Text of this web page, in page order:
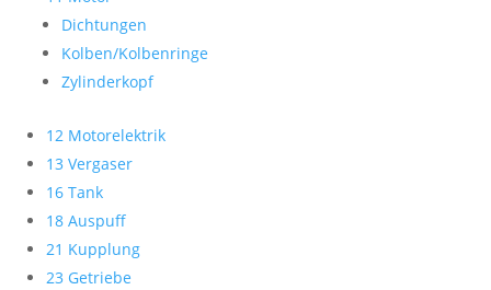
Dichtungen
Kolben/Kolbenringe
Zylinderkopf
12 Motorelektrik
13 Vergaser
16 Tank
18 Auspuff
21 Kupplung
23 Getriebe